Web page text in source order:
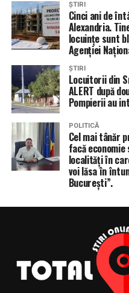
ȘTIRI
Cinci ani de
Alexandria.
locuințe sunt
Agenției
ȘTIRI
Locuitorii din
ALERT după
Pompierii au
POLITICĂ
Cel mai tânăr
facă
localități în
voi lăsa în
București”.